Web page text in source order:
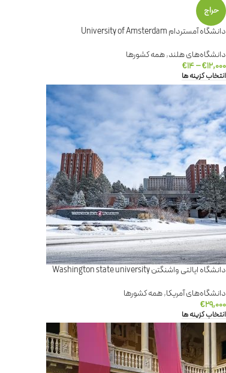
حراج
دانشگاه آمستردام University of Amsterdam
دانشگاه‌های هلند,همه کشورها
€۱۲,۰۰۰ –
€۱۴
انتخاب گزینه ها
دانشگاه ایالتی واشنگتن Washington state university
دانشگاه‌های آمریکا,همه کشورها
€۲۹,۰۰۰
انتخاب گزینه ها